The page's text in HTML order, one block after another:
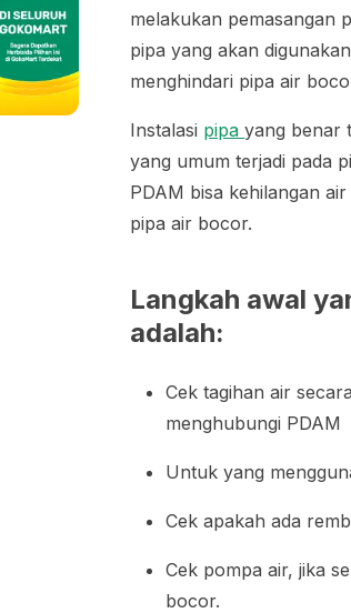
melakukan pemasangan
pipa yang akan
menghindari pipa air
Instalasi pipayang benar
yang umum terjadi pada
PDAM bisa kehilangan
pipa air bocor.
Langkah awal
adalah:
Cek tagihan air
menghubungi PDAM
Untuk yang
Cek apakah ada
Cek pompa air, jika
bocor.